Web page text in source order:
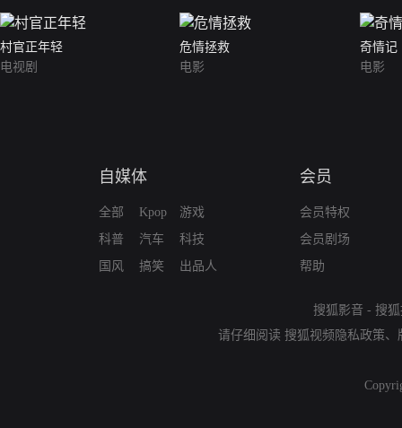
村官正年轻
电视剧
危情拯救
电影
奇情记
电影
自媒体
全部
科普
国风
Kpop
汽车
搞笑
游戏
科技
出品人
会员
会员特权
会员剧场
帮助
搜狐影音 - 搜
请仔细阅读 搜狐视频隐私政策、